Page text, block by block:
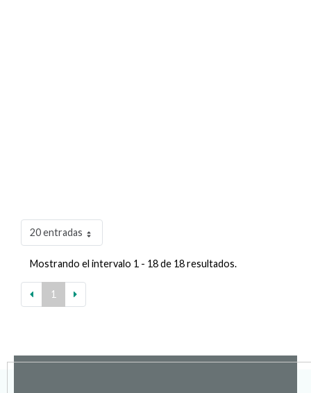
20 entradas
Mostrando el intervalo 1 - 18 de 18 resultados.
1